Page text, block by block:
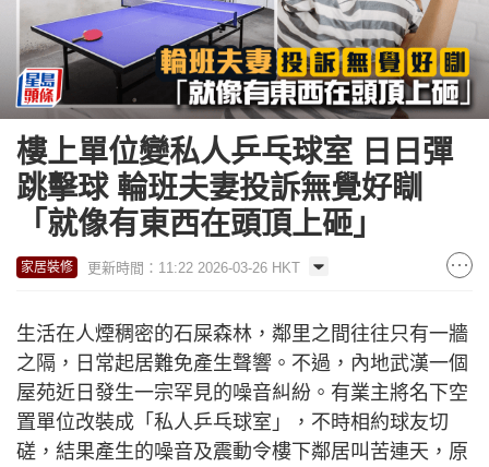
樓上單位變私人乒乓球室 日日彈
跳擊球 輪班夫妻投訴無覺好瞓
「就像有東西在頭頂上砸」
家居裝修 更新時間：11:22 2026-03-26 HKT
生活在人煙稠密的石屎森林，鄰里之間往往只有一牆
之隔，日常起居難免產生聲響。不過，內地武漢一個
屋苑近日發生一宗罕見的噪音糾紛。有業主將名下空
置單位改裝成「私人乒乓球室」，不時相約球友切
磋，結果產生的噪音及震動令樓下鄰居叫苦連天，原